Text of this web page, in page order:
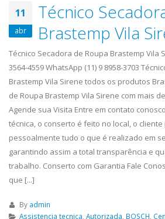
11
abr
Técnico
Brastemp Vila
Técnico Secadora de Roupa Brastemp Vila
3564-4559 WhatsApp (11) 9 8958-3703
Brastemp Vila Sirene todos os produtos
de Roupa Brastemp Vila Sirene com mais
Agende sua Visita Entre em contato
técnica, o conserto é feito no local, o
pessoalmente tudo o que é realizado em
garantindo assim a total transparência e
trabalho. Conserto com Garantia Fale
que [...]
By admin
Assistencia tecnica, Autorizada, BOSCH,